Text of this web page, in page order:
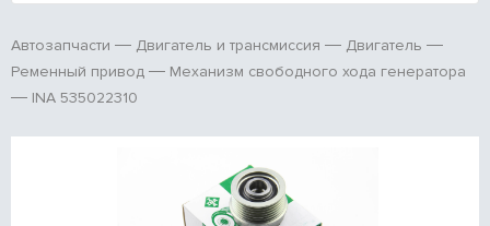
Автозапчасти Двигатель и трансмиссия
Двигатель
Ременный привод
Механизм свободного хода генератора
INA 535022310